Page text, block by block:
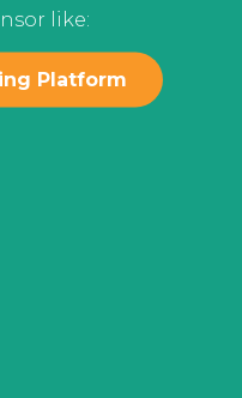
like:
Platform